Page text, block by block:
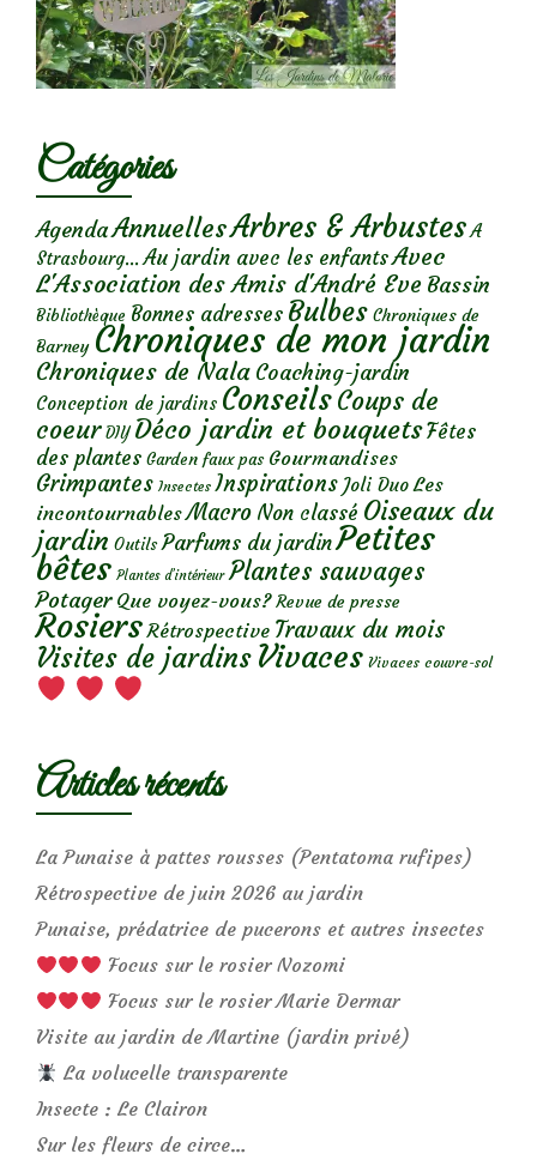
Catégories
AgendaAnnuellesArbres & Arbustes A
Strasbourg... Au jardin avec les enfantsAvec
L'Association des Amis d'André Eve Bassin
Bibliothèque Bonnes adresses Bulbes Chroniques de
Barney Chroniques de mon jardin
Chroniques de Nala Coaching-jardin
Conception de jardins ConseilsCoups de
coeur DIY Déco jardin et bouquetsFêtes
des plantes Garden faux pas Gourmandises
Grimpantes Insectes Inspirations Joli Duo Les
incontournables Macro Non classé Oiseaux du
jardin Outils Parfums du jardinPetites
bêtes Plantes d’intérieur Plantes sauvages
Potager Que voyez-vous? Revue de presse
Rosiers Rétrospective Travaux du mois
Visites de jardins Vivaces Vivaces couvre-sol
Articles récents
La Punaise à pattes rousses (Pentatoma rufipes)
Rétrospective de juin 2026 au jardin
Punaise, prédatrice de pucerons et autres insectes
Focus sur le rosier Nozomi
Focus sur le rosier Marie Dermar
Visite au jardin de Martine (jardin privé)
La volucelle transparente
Insecte : Le Clairon
Sur les fleurs de circe…